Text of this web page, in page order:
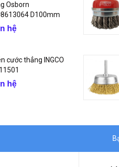
Osborn
D100mm
hệ
cước thẳng INGCO
hệ